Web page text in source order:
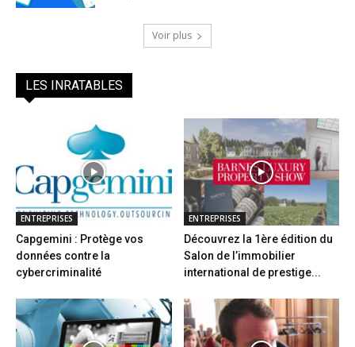
Voir plus
LES INRATABLES
ENTREPRISES
Capgemini : Protège vos
données contre la
cybercriminalité
ENTREPRISES
Découvrez la 1ère édition du
Salon de l’immobilier
international de prestige...